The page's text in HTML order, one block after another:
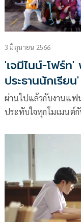
3 มิถุนายน 2566
'เจมีไนน์-โฟร์ท
ประธานนักเรีย
ผ่านไปแล้วกับงานแ
ประทับใจทุกโมเมนต์
ทีมนักแสดงจากซีรีส์
นักเรียน ( My
AEON HALL at AEON MALL SEN SOK CITY กรุง
พนมเปญ ประเทศกัมพูชา โดยการจับมือกั
บริษัท เลยดูดี สตูดิโอ